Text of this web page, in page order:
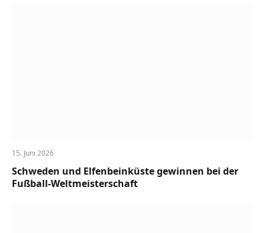
15. Juni 2026
Schweden und Elfenbeinküste gewinnen bei der
Fußball-Weltmeisterschaft